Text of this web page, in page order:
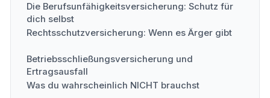
Die Berufsunfähigkeitsversicherung: Schutz für
dich selbst
Rechtsschutzversicherung: Wenn es Ärger gibt
Betriebsschließungsversicherung und
Ertragsausfall
Was du wahrscheinlich NICHT brauchst